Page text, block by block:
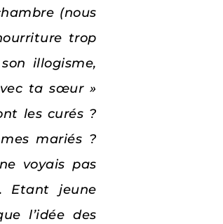
(nous
trop
illogisme,
ta sœur »
les curés ?
mariés ?
voyais pas
Etant jeune
l’idée des